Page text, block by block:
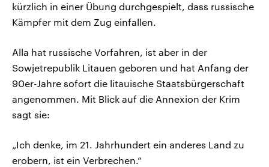
kürzlich in einer Übung durchgespielt, dass russische
Kämpfer mit dem Zug einfallen.
Alla hat russische Vorfahren, ist aber in der
Sowjetrepublik Litauen geboren und hat Anfang der
90er-Jahre sofort die litauische Staatsbürgerschaft
angenommen. Mit Blick auf die Annexion der Krim
sagt sie:
„Ich denke, im 21. Jahrhundert ein anderes Land zu
erobern, ist ein Verbrechen.“